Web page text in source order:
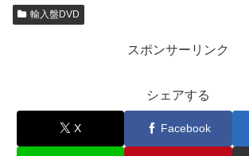
輸入盤DVD
スポンサーリンク
シェアする
X Facebook